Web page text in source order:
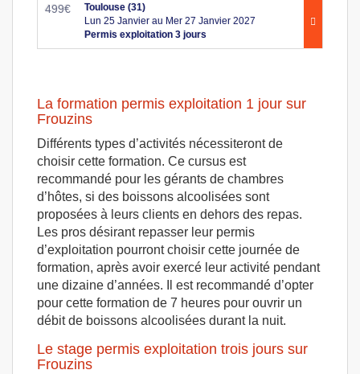
499€
Toulouse (31)
Lun 25 Janvier au Mer 27 Janvier 2027
Permis exploitation 3 jours
La formation permis exploitation 1 jour sur
Frouzins
Différents types d’activités nécessiteront de
choisir cette formation. Ce cursus est
recommandé pour les gérants de chambres
d’hôtes, si des boissons alcoolisées sont
proposées à leurs clients en dehors des repas.
Les pros désirant repasser leur permis
d’exploitation pourront choisir cette journée de
formation, après avoir exercé leur activité pendant
une dizaine d’années. Il est recommandé d’opter
pour cette formation de 7 heures pour ouvrir un
débit de boissons alcoolisées durant la nuit.
Le stage permis exploitation trois jours sur
Frouzins